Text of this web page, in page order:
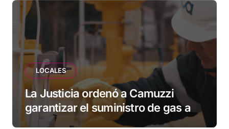
esperando”
LOCALES
La Justicia ordenó a Camuzzi
garantizar el suministro de gas a
una familia de Tolhuin